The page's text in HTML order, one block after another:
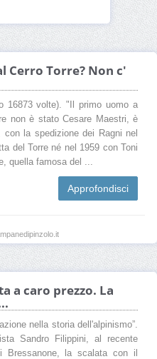
Cerro Torre? Non c'
16873 volte). "Il primo uomo a
non è stato Cesare Maestri, è
la spedizione dei Ragni nel
del Torre né nel 1959 con Toni
quella famosa del ...
Approfondisci
a caro prezzo. La
nella storia dell'alpinismo”.
Sandro Filippini, al recente
Bressanone, la scalata con il